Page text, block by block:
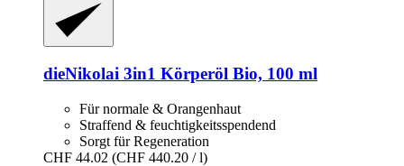
dieNikolai 3in1 Körperöl Bio, 100 ml
Für normale & Orangenhaut
Straffend & feuchtigkeitsspendend
Sorgt für Regeneration
CHF 44.02 (CHF 440.20 / l)